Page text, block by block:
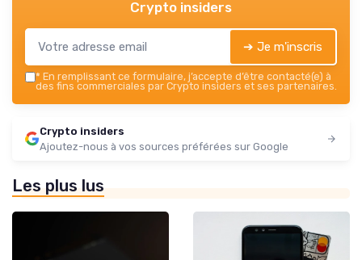
Crypto insiders
➔ Je m'inscris
* En remplissant ce formulaire, j’accepte d’être contacté(e) à
des fins commerciales par Crypto insiders et ses partenaires.
Crypto insiders
Ajoutez-nous à vos sources préférées sur Google
Les plus lus